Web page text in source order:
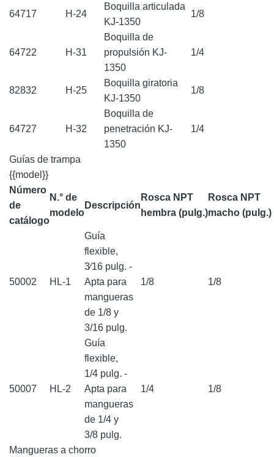
64717 H-24
Boquilla articulada
KJ-1350
1/8
64722 H-31
Boquilla de
propulsión KJ-
1350
1/4
82832 H-25
Boquilla giratoria
KJ-1350
1/8
64727 H-32
Boquilla de
penetración KJ-
1350
1/4
Guías de trampa
{{model}}
Número
de
catálogo
N.° de
modelo
Descripción
Rosca NPT
hembra (pulg.)
Rosca NPT
macho (pulg.)
50002 HL-1
Guía
f lexible,
3⁄16 pulg. -
Apta para
mangueras
de 1/8 y
3/16 pulg.
1/8 1/8
50007 HL-2
Guía
f lexible,
1/4 pulg. -
Apta para
mangueras
de 1/4 y
3/8 pulg.
1/4 1/8
Mangueras a chorro